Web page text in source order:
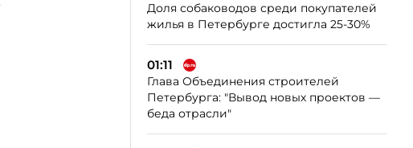
Доля собаководов среди покупателей
жилья в Петербурге достигла 25-30%
01:11
Глава Объединения строителей
Петербурга: "Вывод новых проектов —
беда отрасли"